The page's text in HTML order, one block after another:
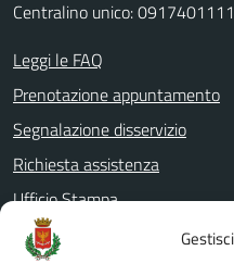
Centralino unico: 0917401111
Leggi le FAQ
Prenotazione appuntamento
Segnalazione disservizio
Richiesta assistenza
Ufficio Stampa
Amministrazione Trasparente
Albo pretorio